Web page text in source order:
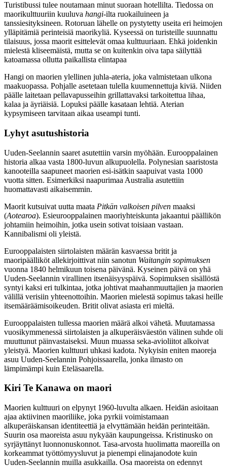
Turistibussi tulee noutamaan minut suoraan hotellilta. Tiedossa on
maorikulttuuriin kuuluva hangi-ilta ruokailuineen ja
tanssiesityksineen. Rotoruan lähelle on pystytetty useita eri heimojen
ylläpitämiä perinteisiä maorikyliä. Kyseessä on turisteille suunnattu
tilaisuus, jossa maorit esittelevät omaa kulttuuriaan. Ehkä joidenkin
mielestä kliseemäistä, mutta se on kuitenkin oiva tapa säilyttää
katoamassa ollutta paikallista elintapaa
Hangi on maorien ylellinen juhla-ateria, joka valmistetaan ulkona
maakuopassa. Pohjalle asetetaan tulella kuumennettuja kiviä. Niiden
päälle laitetaan pellavapusseihin grillattavaksi tarkoitettua lihaa,
kalaa ja äyriäisiä. Lopuksi päälle kasataan lehtiä. Aterian
kypsymiseen tarvitaan aikaa useampi tunti.
Lyhyt asutushistoria
Uuden-Seelannin saaret asutettiin varsin myöhään. Eurooppalainen
historia alkaa vasta 1800-luvun alkupuolella. Polynesian saaristosta
kanooteilla saapuneet maorien esi-isätkin saapuivat vasta 1000
vuotta sitten. Esimerkiksi naapurimaa Australia asutettiin
huomattavasti aikaisemmin.
Maorit kutsuivat uutta maata Pitkän valkoisen pilven maaksi
(Aotearoa). Esieurooppalainen maoriyhteiskunta jakaantui päällikön
johtamiin heimoihin, jotka usein sotivat toisiaan vastaan.
Kannibalismi oli yleistä.
Eurooppalaisten siirtolaisten määrän kasvaessa britit ja
maoripäälliköt allekirjoittivat niin sanotun Waitangin sopimuksen
vuonna 1840 helmikuun toisena päivänä. Kyseinen päivä on yhä
Uuden-Seelannin virallinen itsenäisyyspäivä. Sopimuksen sisällöstä
syntyi kaksi eri tulkintaa, jotka johtivat maahanmuuttajien ja maorien
välillä verisiin yhteenottoihin. Maorien mielestä sopimus takasi heille
itsemääräämisoikeuden. Britit olivat asiasta eri mieltä.
Eurooppalaisten tullessa maorien määrä alkoi vähetä. Muutamassa
vuosikymmenessä siirtolaisten ja alkuperäisväestön välinen suhde oli
muuttunut päinvastaiseksi. Muun muassa seka-avioliitot alkoivat
yleistyä. Maorien kulttuuri uhkasi kadota. Nykyisin eniten maoreja
asuu Uuden-Seelannin Pohjoissaarella, jonka ilmasto on
lämpimämpi kuin Eteläsaarella.
Kiri Te Kanawa on maori
Maorien kulttuuri on elpynyt 1960-luvulta alkaen. Heidän asioitaan
ajaa aktiivinen maoriliike, joka pyrkii voimistamaan
alkuperäiskansan identiteettiä ja elvyttämään heidän perinteitään.
Suurin osa maoreista asuu nykyään kaupungeissa. Kristinusko on
syrjäyttänyt luonnonuskonnot. Tasa-arvosta huolimatta maoreilla on
korkeammat työttömyysluvut ja pienempi elinajanodote kuin
Uuden-Seelannin muilla asukkailla. Osa maoreista on edennyt